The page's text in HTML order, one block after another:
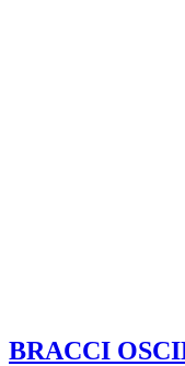
BRACCI